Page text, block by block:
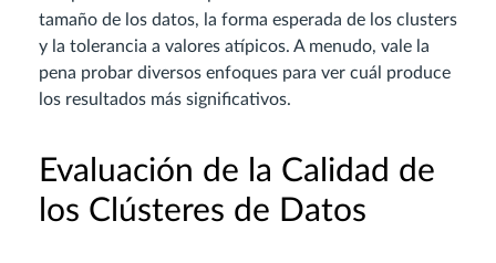
tamaño de los datos, la forma esperada de los clusters
y la tolerancia a valores atípicos. A menudo, vale la
pena probar diversos enfoques para ver cuál produce
los resultados más significativos.
Evaluación de la Calidad de
los Clústeres de Datos